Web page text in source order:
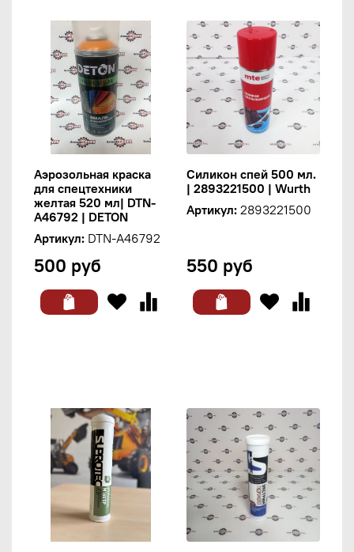
Аэрозольная краска
для спецтехники
желтая 520 мл| DTN-
A46792 | DETON
Артикул: DTN-A46792
500 руб
Силикон спей 500 мл.
| 2893221500 | Wurth
Артикул: 2893221500
550 руб